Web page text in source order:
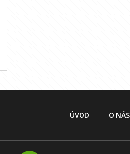
ÚVOD O NÁS